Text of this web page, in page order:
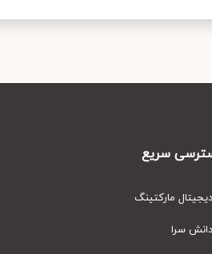
سریع
مارکتینگ
سرا